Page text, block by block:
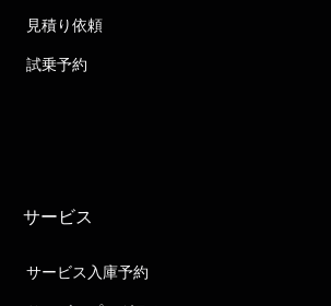
見積り依頼
試乗予約
サービス
サービス入庫予約